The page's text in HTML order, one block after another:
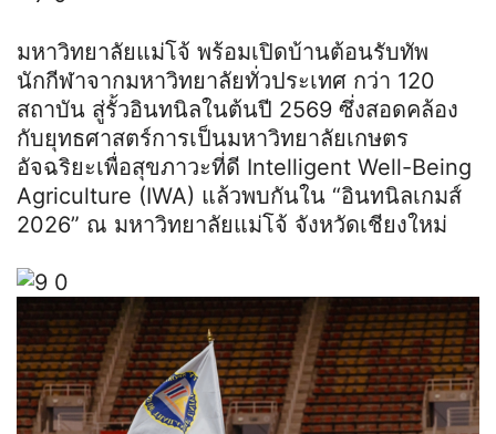
มหาวิทยาลัยแม่โจ้ พร้อมเปิดบ้านต้อนรับทัพ
นักกีฬาจากมหาวิทยาลัยทั่วประเทศ กว่า 120
สถาบัน สู่รั้วอินทนิลในต้นปี 2569 ซึ่งสอดคล้อง
กับยุทธศาสตร์การเป็นมหาวิทยาลัยเกษตร
อัจฉริยะเพื่อสุขภาวะที่ดี Intelligent Well-Being
Agriculture (IWA) แล้วพบกันใน “อินทนิลเกมส์
2026” ณ มหาวิทยาลัยแม่โจ้ จังหวัดเชียงใหม่